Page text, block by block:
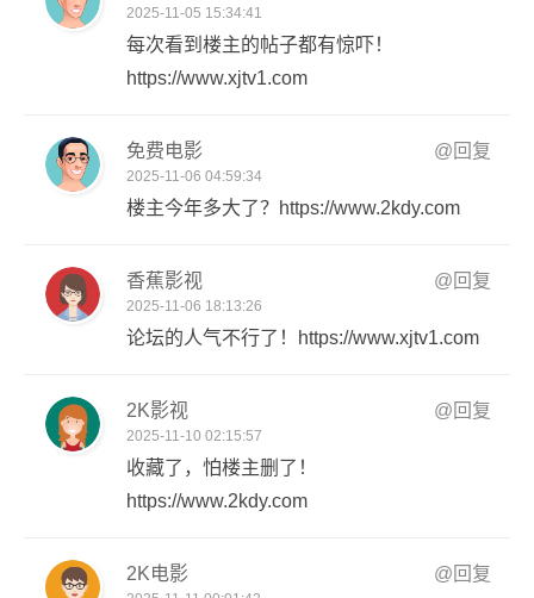
2025-11-05 15:34:41
每次看到楼主的帖子都有惊吓！
https://www.xjtv1.com
免费电影 @回复
2025-11-06 04:59:34
楼主今年多大了？https://www.2kdy.com
香蕉影视 @回复
2025-11-06 18:13:26
论坛的人气不行了！https://www.xjtv1.com
2K影视 @回复
2025-11-10 02:15:57
收藏了，怕楼主删了！
https://www.2kdy.com
2K电影 @回复